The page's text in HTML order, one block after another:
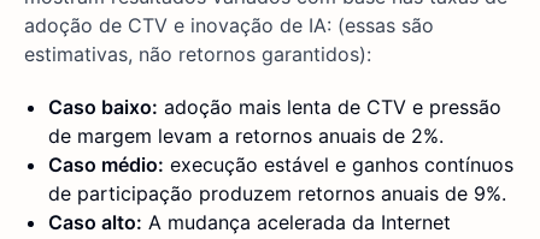
adoção de CTV e inovação de IA: (essas são
estimativas, não retornos garantidos):
Caso baixo: adoção mais lenta de CTV e pressão
de margem levam a retornos anuais de 2%.
Caso médio: execução estável e ganhos contínuos
de participação produzem retornos anuais de 9%.
Caso alto: A mudança acelerada da Internet